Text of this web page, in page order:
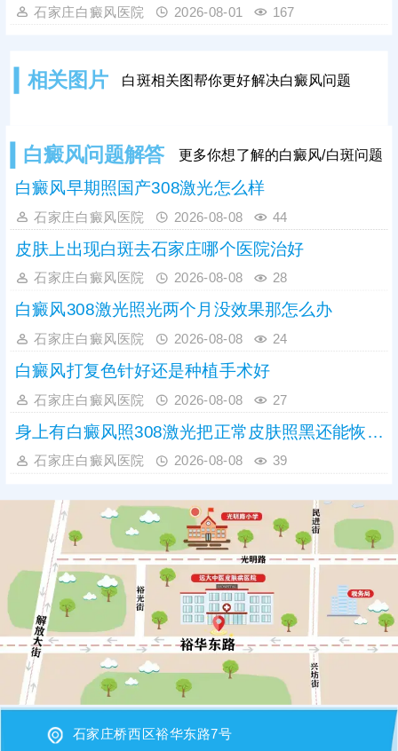
未完全固化，是治疗的黄金阶段。但
响，黑色素细胞损伤会持续加重，白
度。因此，发现初期模糊白斑需高度
重视，务必尽早到正规
石家庄白癜风医院 2026-08-01 167
相关图片 白斑相关图帮你更好解决白癜风问题
白癜风问题解答 更多你想了解的白癜风/白斑问题
白癜风早期照国产308激光怎么样
石家庄白癜风医院 2026-08-08 44
皮肤上出现白斑去石家庄哪个医院治好
石家庄白癜风医院 2026-08-08 28
白癜风308激光照光两个月没效果那怎么办
石家庄白癜风医院 2026-08-08 24
白癜风打复色针好还是种植手术好
石家庄白癜风医院 2026-08-08 27
身上有白癜风照308激光把正常皮肤照黑还能恢复吗
石家庄白癜风医院 2026-08-08 39
石家庄桥西区裕华东路7号